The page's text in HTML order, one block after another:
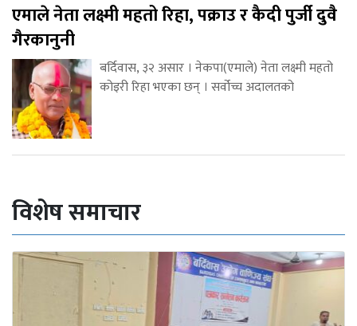
एमाले नेता लक्ष्मी महतो रिहा, पक्राउ र कैदी पुर्जी दुवै
गैरकानुनी
बर्दिवास, ३२ असार । नेकपा(एमाले) नेता लक्ष्मी महतो
कोइरी रिहा भएका छन् । सर्वोच्च अदालतको
विशेष समाचार